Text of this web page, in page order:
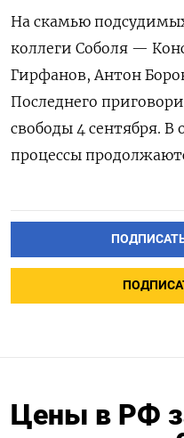
На скамью
коллеги Соболя —
Гирфанов, Антон
Последнего
свободы 4 сентября.
процессы
Цены в РФ